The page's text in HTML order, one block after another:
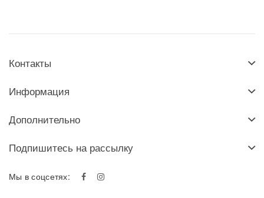
Контакты
Информация
Дополнительно
Подпишитесь на рассылку
Мы в соцсетях: